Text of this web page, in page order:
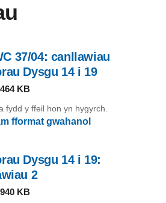
37/04: canllawiau
Dysgu 14 i 19
464 KB
fydd y ffeil hon yn hygyrch.
fformat gwahanol
Dysgu 14 i 19:
2
940 KB